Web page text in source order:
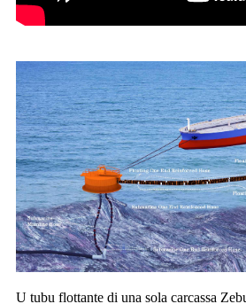
U tubu flottante di una sola carcassa